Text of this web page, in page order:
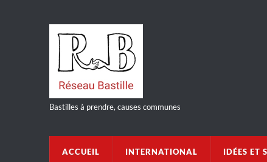
Bastilles à prendre, causes communes
ACCUEIL INTERNATIONAL IDÉES ET